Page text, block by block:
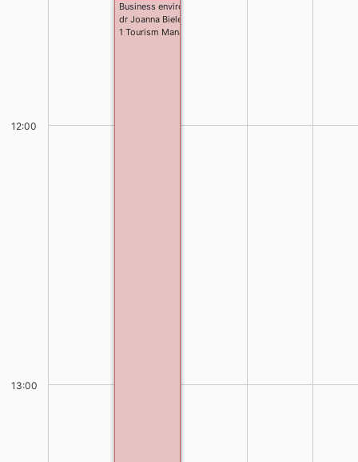
12:00
13:00
Business environment in tourism (3,24.III, 14.IV, 12.V, 9.VI)
dr Joanna Bielecka - Prus
1 Tourism Management stacjonarne I stopnia